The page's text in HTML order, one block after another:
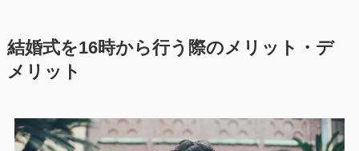
結婚式を16時から行う際のメリット・デ
メリット